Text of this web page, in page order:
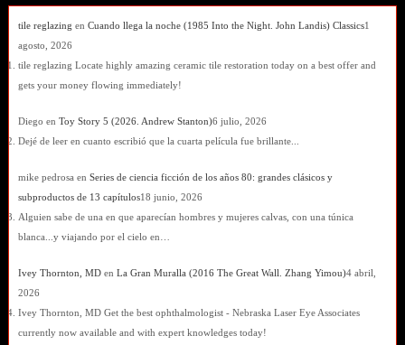
tile reglazing en Cuando llega la noche (1985 Into the Night. John Landis) Classics1
agosto, 2026
tile reglazing Locate highly amazing ceramic tile restoration today on a best offer and
gets your money flowing immediately!
Diego en Toy Story 5 (2026. Andrew Stanton)6 julio, 2026
Dejé de leer en cuanto escribió que la cuarta película fue brillante...
mike pedrosa en Series de ciencia ficción de los años 80: grandes clásicos y
subproductos de 13 capítulos18 junio, 2026
Alguien sabe de una en que aparecían hombres y mujeres calvas, con una túnica
blanca...y viajando por el cielo en…
Ivey Thornton, MDen La Gran Muralla (2016 The Great Wall. Zhang Yimou)4 abril,
2026
Ivey Thornton, MD Get the best ophthalmologist - Nebraska Laser Eye Associates
currently now available and with expert knowledges today!